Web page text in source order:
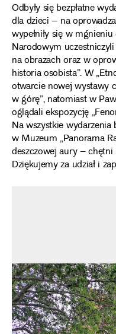
Odbyły się bezpłatne
dla dzieci – na
wypełniły się w
Narodowym
na obrazach oraz w
historia osobista”. W
otwarcie nowej wystawy
w górę”, natomiast w
oglądali ekspozycję
Na wszystkie
w Muzeum „Panorama
deszczowej aury – chętni
Dziękujemy za udział i